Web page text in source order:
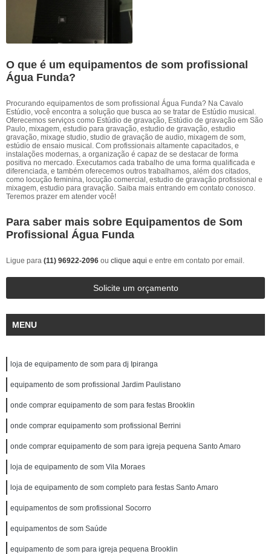
O que é um equipamentos de som profissional
Água Funda?
Procurando equipamentos de som profissional Água Funda? Na Cavalo
Estúdio, você encontra a solução que busca ao se tratar de Estúdio musical.
Oferecemos serviços como Estúdio de gravação, Estúdio de gravação em São
Paulo, mixagem, estudio para gravação, estudio de gravação, estudio
gravação, mixage studio, studio de gravação de audio, mixagem de som,
estúdio de ensaio musical. Com profissionais altamente capacitados, e
instalações modernas, a organização é capaz de se destacar de forma
positiva no mercado. Executamos cada trabalho de uma forma qualificada e
diferenciada, e também oferecemos outros trabalhamos, além dos citados,
como locução feminina, locução comercial, estudio de gravação profissional e
mixagem, estudio para gravação. Saiba mais entrando em contato conosco.
Teremos prazer em atender você!
Para saber mais sobre Equipamentos de Som
Profissional Água Funda
Ligue para (11) 96922-2096 ou clique aqui e entre em contato por email.
Solicite um orçamento
MENU
loja de equipamento de som para dj Ipiranga
equipamento de som profissional Jardim Paulistano
onde comprar equipamento de som para festas Brooklin
onde comprar equipamento som profissional Berrini
onde comprar equipamento de som para igreja pequena Santo Amaro
loja de equipamento de som Vila Moraes
loja de equipamento de som completo para festas Santo Amaro
equipamentos de som profissional Socorro
equipamentos de som Saúde
equipamento de som para igreja pequena Brooklin